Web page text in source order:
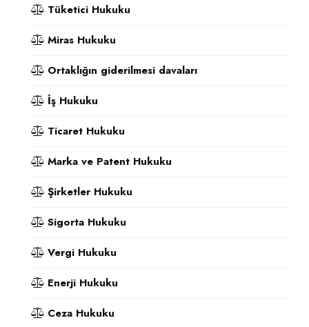
Tüketici Hukuku
Miras Hukuku
Ortaklığın giderilmesi davaları
İş Hukuku
Ticaret Hukuku
Marka ve Patent Hukuku
Şirketler Hukuku
Sigorta Hukuku
Vergi Hukuku
Enerji Hukuku
Ceza Hukuku